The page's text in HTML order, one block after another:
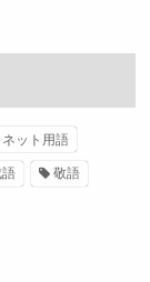
ネット用語
敬語